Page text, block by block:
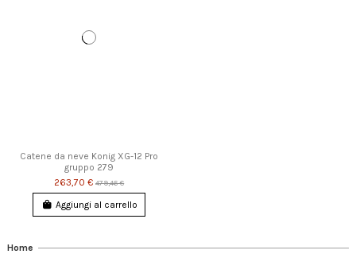
Catene da neve Konig XG-12 Pro
gruppo 279
263,70 €479,46 €
Aggiungi al carrello
Home